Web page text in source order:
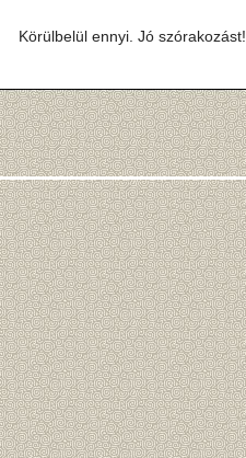
Körülbelül ennyi. Jó szórakozást!